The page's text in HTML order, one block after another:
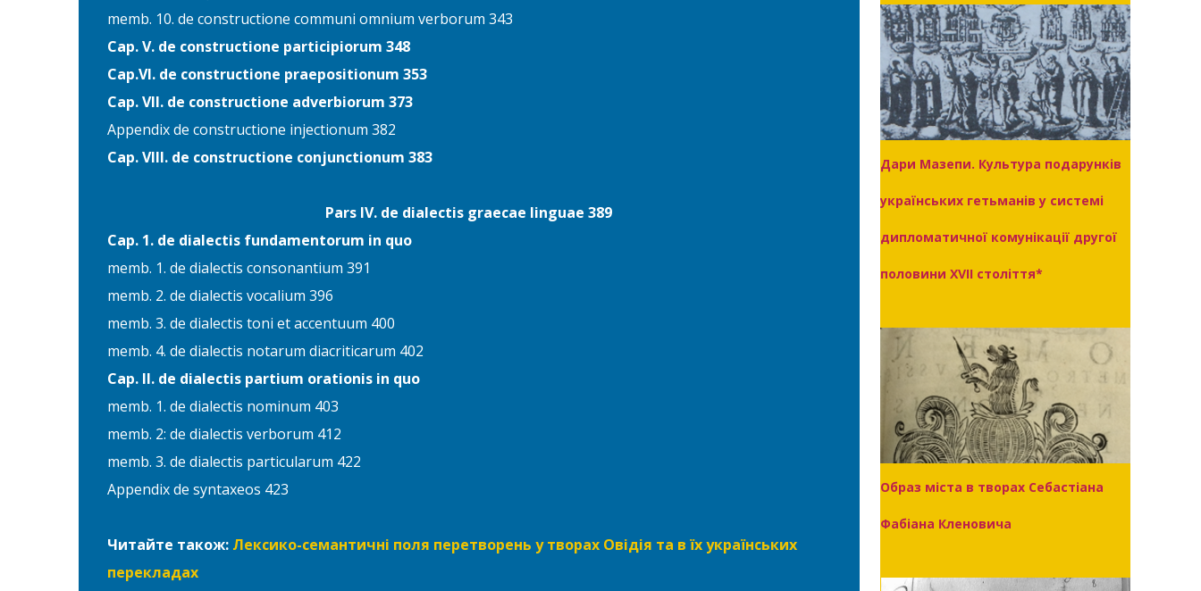
memb. 10. de constructione communi omnium verborum 343
Cap. V. de constructione participiorum 348
Cap.VI. de constructione praepositionum 353
Cap. VII. de constructione adverbiorum 373
Appendix de constructione injectionum 382
Cap. VIlI. de constructione conjunctionum 383
Pars IV. de dialectis graecae linguae 389
Cap. 1. de dialectis fundamentorum in quo
memb. 1. de dialectis consonantium 391
memb. 2. de dialectis vocalium 396
memb. 3. de dialectis toni et accentuum 400
memb. 4. de dialectis notarum diacriticarum 402
Cap. II. de dialectis partium orationis in quo
memb. 1. de dialectis nominum 403
memb. 2: de dialectis verborum 412
memb. 3. de dialectis particularum 422
Appendix de syntaxeos 423
Читайте також: Лексико-семантичні поля перетворень у творах Овідія та в їх українських
перекладах
Дари Мазепи. Культура подарунків
українських гетьманів у системі
дипломатичної комунікації другої
половини XVII століття*
Образ міста в творах Себастіана
Фабіана Кленовича